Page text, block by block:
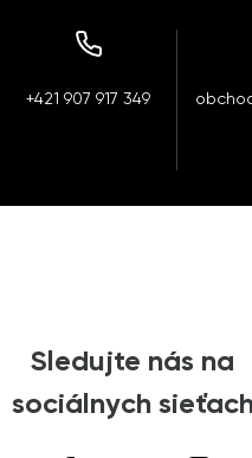
+421 907 917 349
Sledujte nás na
sociálnych sieťach